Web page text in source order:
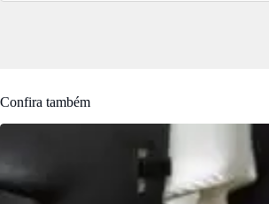
Confira também